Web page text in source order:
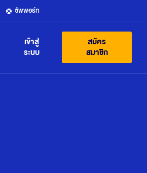
ซัพพอร์ท
เข้าสู่
ระบบ
สมัคร
สมาชิก